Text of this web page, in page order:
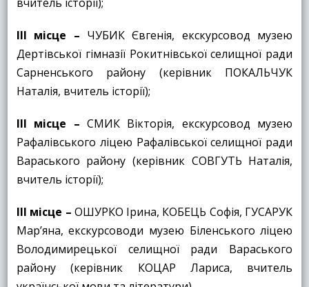
ІІІ місце – ЧУБИК Євгенія, екскурсовод музею
Дертівської гімназії Рокитнівської селищної ради
Сарненського району (керівник ПОКАЛЬЧУК
Наталія, вчитель історії);
ІІІ місце – СМИК Вікторія, екскурсовод музею
Рафалівського ліцею Рафалівської селищної ради
Вараського району (керівник СОВГУТЬ Наталія,
вчитель історії);
ІІІ місце – ОШУРКО Ірина, КОБЕЦЬ Софія, ГУСАРУК
Мар’яна, екскурсоводи музею Біленського ліцею
Володимирецької селищної ради Вараського
району (керівник КОЦАР Лариса, вчитель